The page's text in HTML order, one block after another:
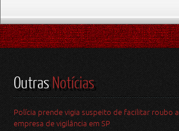
OutrasNotícias
Polícia prende vigia suspeito de facilitar roubo a
empresa de vigilância em SP